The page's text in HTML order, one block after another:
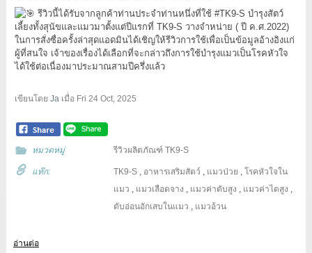
รีวิวนี้ได้รับจากลูกค้าท่านประจำท่านหนึ่งที่ใช้ #TK9-S บำรุงสัตว์
เลี้ยงทั้งสุนัขและแมวมาตั้งแต่ปีแรกที่ TK9-S วางจำหน่าย ( ปี ค.ศ.2022)
ในการสั่งซื่อครั้งล่าสุดแอดมินได้เชิญให้รีวิวการใช้เพื่อเป็นข้อมูลอ้างอิงแก่
ผู้ที่สนใจ เจ้าของเรื่องได้เลือกที่จะกล่าวถึงการใช้บำรุงแมวเป็นโรคหัวใจ
ได้ใช้ต่อเนื่องมาประมาณสามปีครึ่งแล้ว
เขียนโดย Jaเมื่อ Fri 24 Oct, 2025
หมวดหมู่ รีวิวผลิตภัณฑ์ TK9-S
แท๊ก: TK9-S , อาหารเสริมสัตว์ , แมวป่วย ,โรคหัวใจใน
แมว , แมวเลือดจาง , แมวค่าตับสูง , แมวค่าไตสูง ,
ตับอ่อนอักเสบในแมว , แมวอ้วน
อ่านต่อ